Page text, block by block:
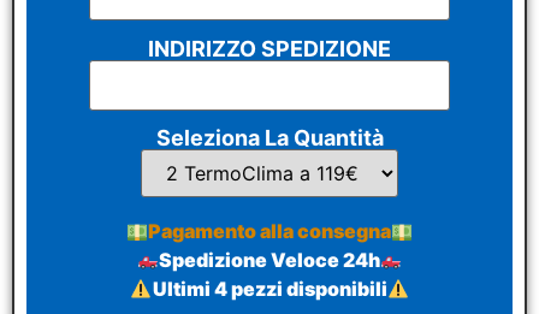
INDIRIZZO SPEDIZIONE
Seleziona La Quantità
Pagamento alla consegna
Spedizione Veloce 24h
Ultimi 4 pezzi disponibili